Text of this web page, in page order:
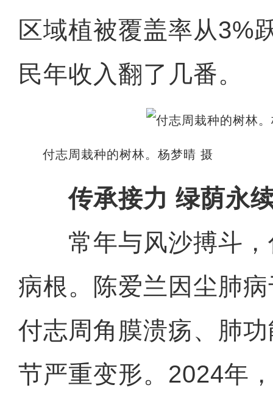
区域植被覆盖率从3%
民年收入翻了几番。
付志周栽种的树林。杨梦晴 摄
传承接力 绿荫永
常年与风沙搏斗，
病根。陈爱兰因尘肺
付志周角膜溃疡、肺
节严重变形。2024年